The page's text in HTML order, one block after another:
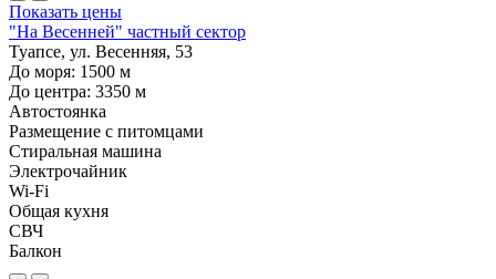
Показать цены
"На Весенней" частный сектор
Туапсе, ул. Весенняя, 53
До моря: 1500 м
До центра: 3350 м
Автостоянка
Размещение с питомцами
Стиральная машина
Электрочайник
Wi-Fi
Общая кухня
СВЧ
Балкон